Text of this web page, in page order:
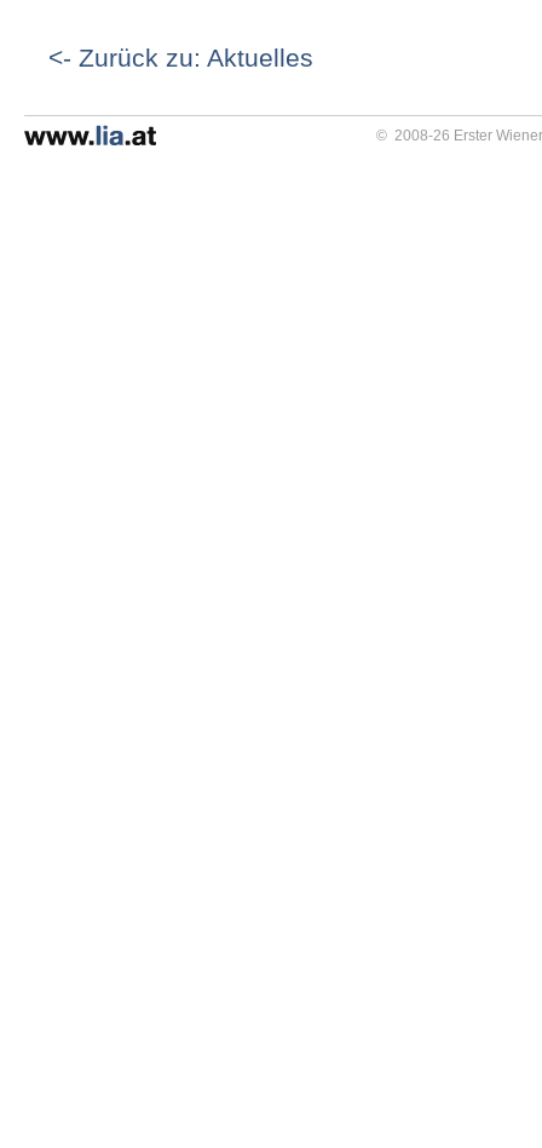
<- Zurück zu: Aktuelles
© 2008-26 Erster